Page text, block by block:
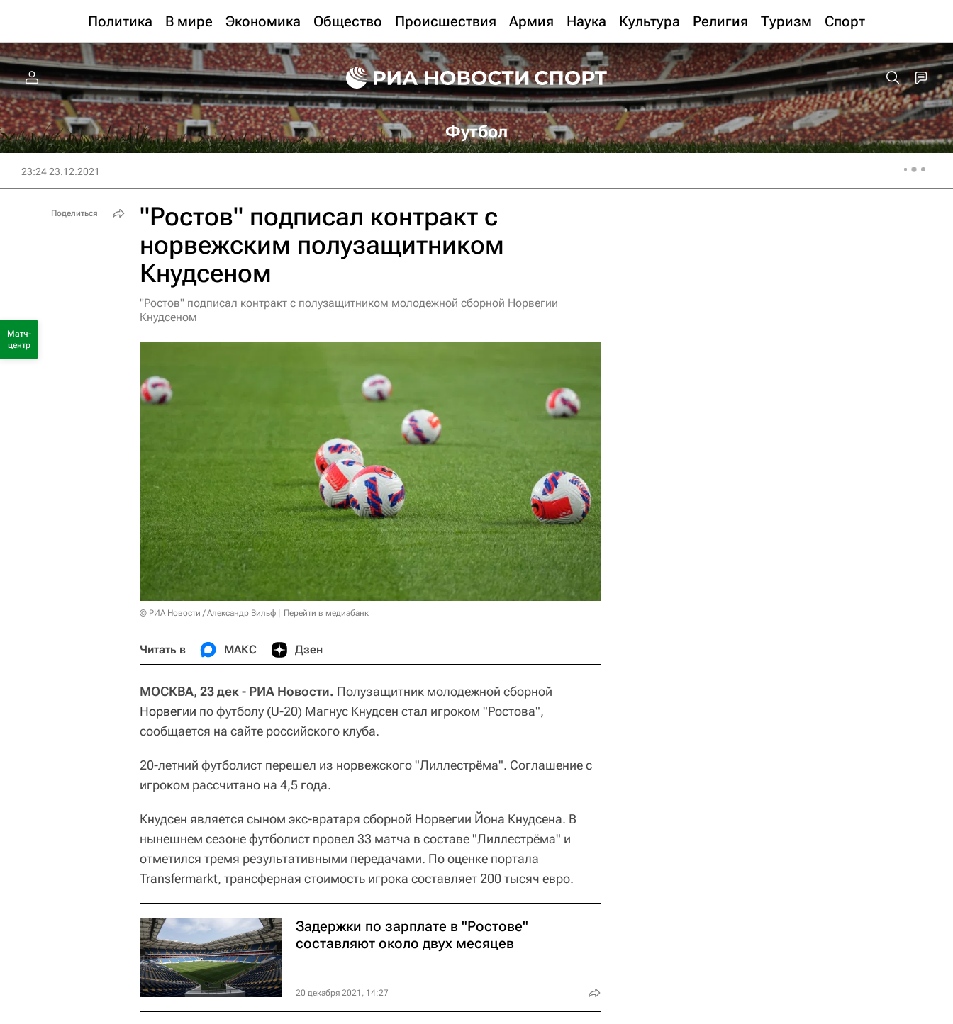
Политика В мире Экономика Общество Происшествия Армия Наука Культура Религия Туризм Спорт
Футбол
23:24 23.12.2021
"Ростов" подписал контракт с
норвежским полузащитником
Кнудсеном
"Ростов" подписал контракт с полузащитником молодежной сборной Норвегии
Кнудсеном
© РИА Новости / Александр Вильф Перейти в медиабанк
Читать в МАКС Дзен
МОСКВА, 23 дек - РИА Новости. Полузащитник молодежной сборной
Норвегии по футболу (U-20) Магнус Кнудсен стал игроком "Ростова",
сообщается на сайте российского клуба.
20-летний футболист перешел из норвежского "Лиллестрёма". Соглашение с
игроком рассчитано на 4,5 года.
Кнудсен является сыном экс-вратаря сборной Норвегии Йона Кнудсена. В
нынешнем сезоне футболист провел 33 матча в составе "Лиллестрёма" и
отметился тремя результативными передачами. По оценке портала
Transfermarkt, трансферная стоимость игрока составляет 200 тысяч евро.
Задержки по зарплате в "Ростове"
составляют около двух месяцев
20 декабря 2021, 14:27
Поделиться
Матч-
центр